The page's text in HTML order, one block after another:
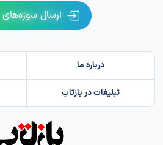
ارسال
درباره ما
تبلیغات در بازتاب